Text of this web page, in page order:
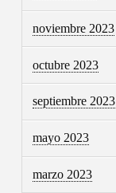
noviembre 2023
octubre 2023
septiembre 2023
mayo 2023
marzo 2023